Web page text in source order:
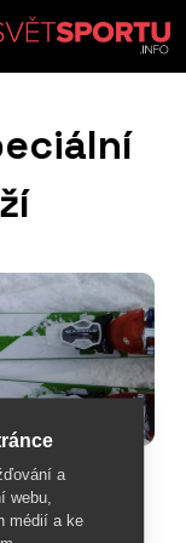
a
webu,
médií a ke